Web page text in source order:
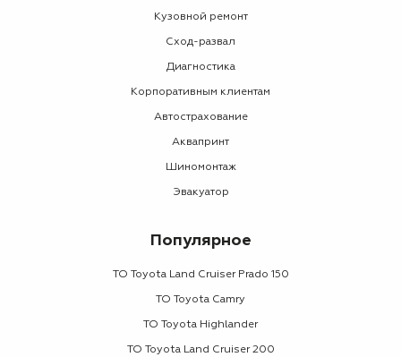
Кузовной ремонт
Сход-развал
Диагностика
Корпоративным клиентам
Автострахование
Аквапринт
Шиномонтаж
Эвакуатор
Популярное
ТО Toyota Land Cruiser Prado 150
ТО Toyota Camry
ТО Toyota Highlander
ТО Toyota Land Cruiser 200